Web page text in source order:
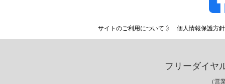
サイトのご利用について 個人情報保護方針
フリーダイヤ
（営